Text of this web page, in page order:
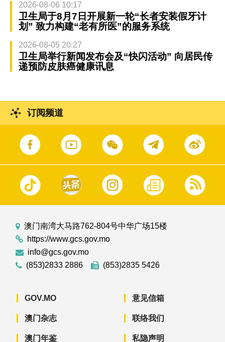
2026-08-06 10:17
卫生局于8月7日开展新一轮“长者安装假牙计
划” 致力构建“老有所医”的服务系统
2026-08-05 20:27
卫生局举行新闻发布会及“快闪活动” 向居民传
递预防皮肤癌健康讯息
订阅频道
澳门南湾大马路762-804号中华广场15楼
https://www.gcs.gov.mo
info@gcs.gov.mo
(853)2833 2886
(853)2835 5426
GOV.MO
澳门杂志
澳门年鉴
意见信箱
联络我们
私隐声明